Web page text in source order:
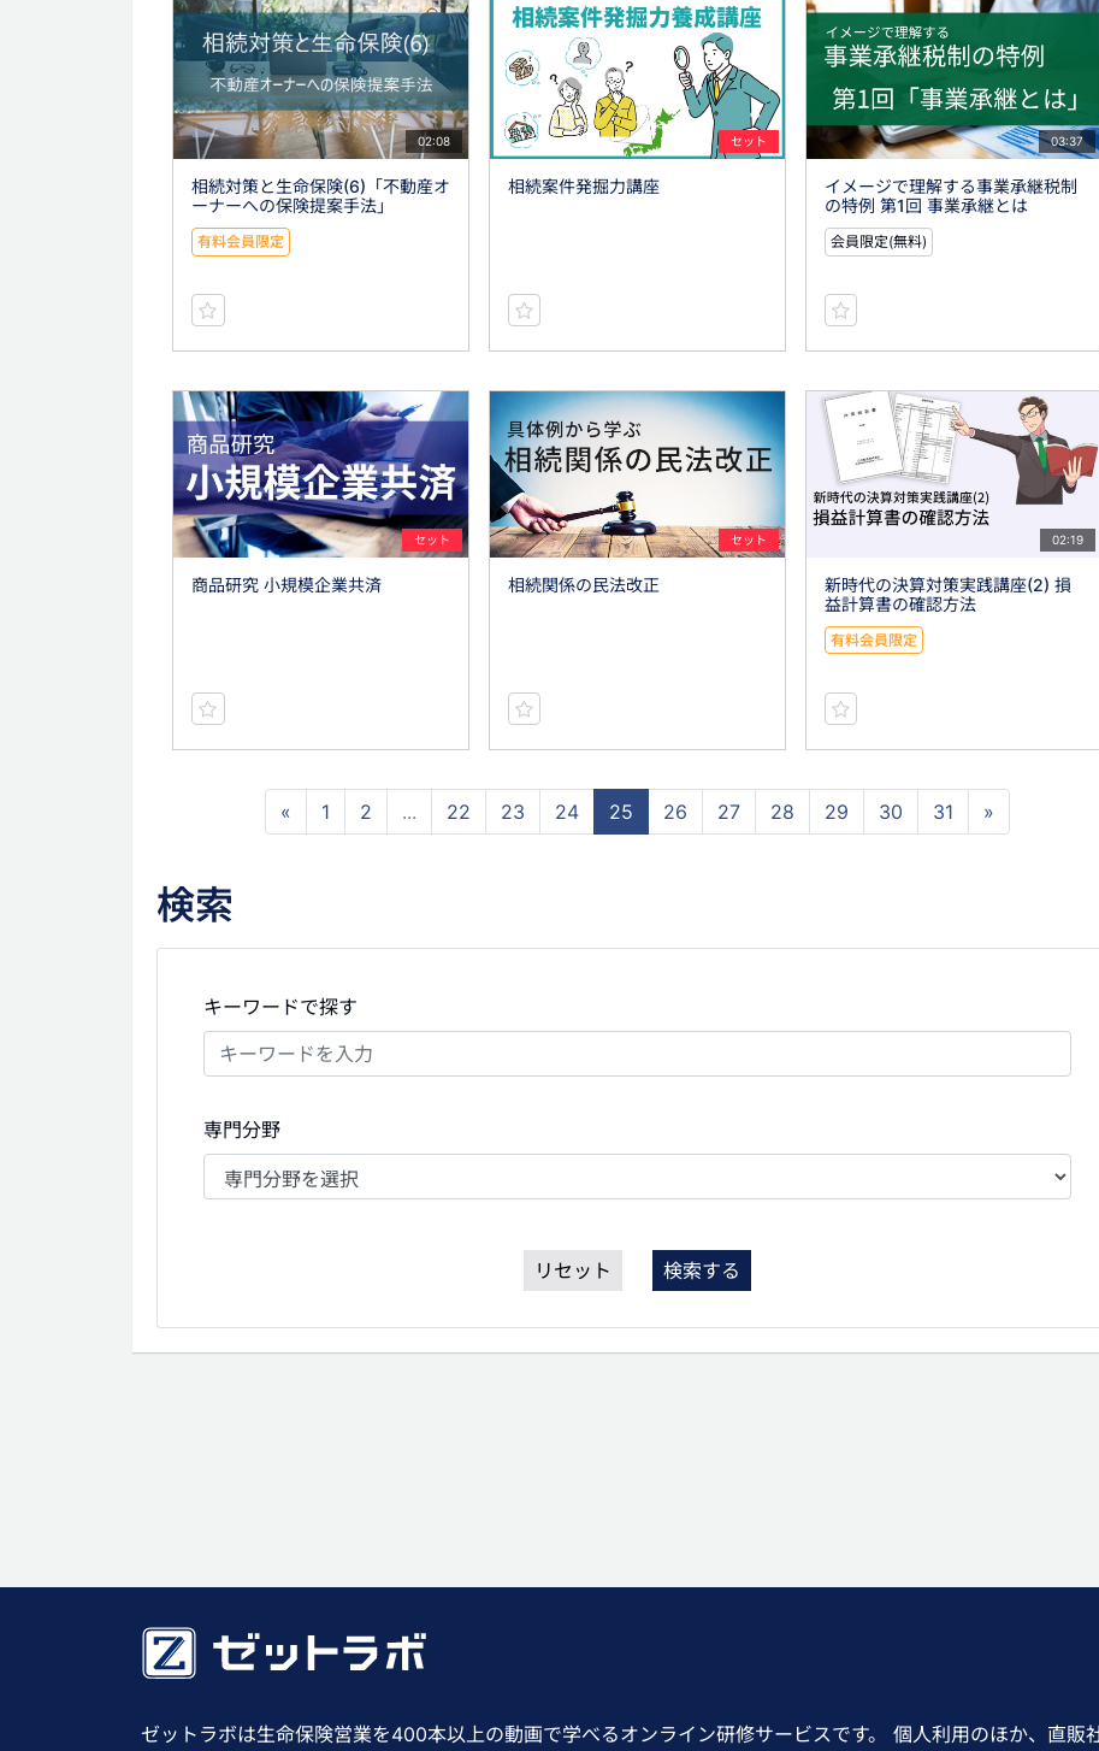
02:08
相続対策と生命保険(6)「不動産オ
ーナーへの保険提案手法」
有料会員限定
セット
相続案件発掘力講座
03:37
イメージで理解する事業承継税制
の特例 第1回 事業承継とは
会員限定(無料)
セット
商品研究 小規模企業共済
セット
相続関係の民法改正
02:19
新時代の決算対策実践講座(2) 損
益計算書の確認方法
有料会員限定
« 1 2 ... 22 23 24 25 26 27 28 29 30 31 »
検索
キーワードで探す
専門分野
リセット 検索する
ゼットラボは生命保険営業を400本以上の動画で学べるオンライン研修サービスです。 個人利用のほか、直販